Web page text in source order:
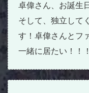
卓偉さん、お誕生
そして、独立して
す！卓偉さんとフ
一緒に居たい！！